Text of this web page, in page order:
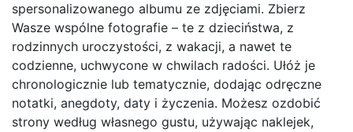
spersonalizowanego albumu ze zdjęciami. Zbierz
Wasze wspólne fotografie – te z dzieciństwa, z
rodzinnych uroczystości, z wakacji, a nawet te
codzienne, uchwycone w chwilach radości. Ułóż je
chronologicznie lub tematycznie, dodając odręczne
notatki, anegdoty, daty i życzenia. Możesz ozdobić
strony według własnego gustu, używając naklejek,